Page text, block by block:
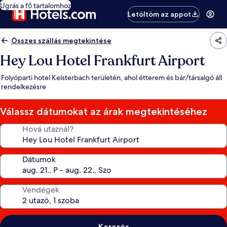
Ugrás a fő tartalomhoz
Letöltöm az appot
Összes szállás megtekintése
Hey Lou Hotel Frankfurt Airport
Folyóparti hotel Kelsterbach területén, ahol étterem és bár/társalgó áll
rendelkezésre
Válassz dátumokat az árak megtekintéséhez
Hová utaznál?
Dátumok
Vendégek